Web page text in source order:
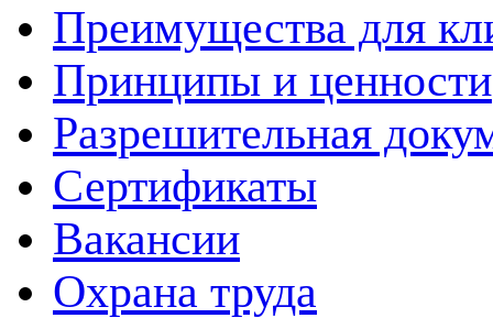
Преимущества для
Принципы и ценности
Разрешительная
Сертификаты
Вакансии
Охрана труда